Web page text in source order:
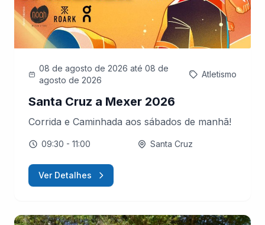
08 de agosto de 2026 até 08 de
agosto de 2026
Atletismo
Santa Cruz a Mexer 2026
Corrida e Caminhada aos sábados de manhã!
09:30 - 11:00 Santa Cruz
Ver Detalhes